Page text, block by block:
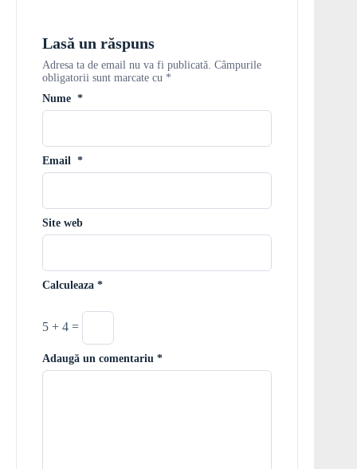
Lasă un răspuns
Adresa ta de email nu va fi publicată. Câmpurile
obligatorii sunt marcate cu *
Nume *
Email *
Site web
Calculeaza *
5 + 4 =
Adaugă un comentariu *